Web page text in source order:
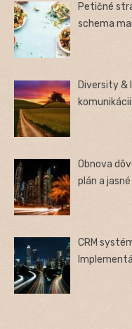
Petičné
schema
Diversity &
Obnova
plán a
CRM